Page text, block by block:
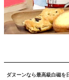
ダヌーンなら最高級白磁